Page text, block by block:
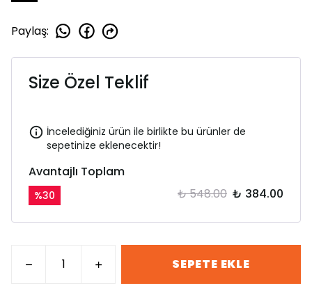
Paylaş:
Size Özel Teklif
İncelediğiniz ürün ile birlikte bu ürünler de
sepetinize eklenecektir!
Avantajlı Toplam
%30 ₺ 548.00 ₺ 384.00
SEPETE EKLE